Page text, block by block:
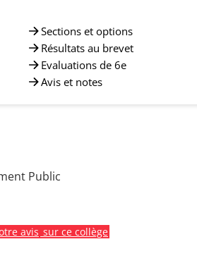
Sections et options
Résultats au brevet
Evaluations de 6e
Avis et notes
Public
avis sur ce collège